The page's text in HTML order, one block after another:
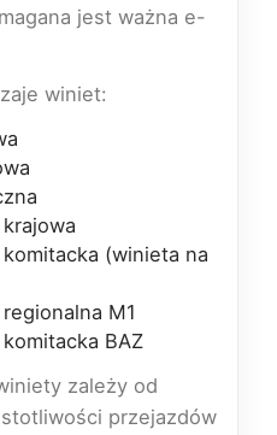
jest ważna e-
winiet:
(winieta na
M1
BAZ
zależy od
przejazdów